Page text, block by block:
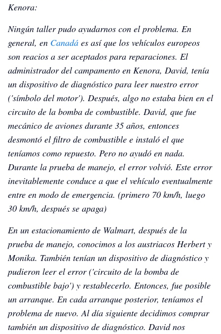
Kenora:
Ningún taller pudo ayudarnos con el problema. En
general, en Canadá es así que los vehículos europeos
son reacios a ser aceptados para reparaciones. El
administrador del campamento en Kenora, David, tenía
un dispositivo de diagnóstico para leer nuestro error
('símbolo del motor'). Después, algo no estaba bien en el
circuito de la bomba de combustible. David, que fue
mecánico de aviones durante 35 años, entonces
desmontó el filtro de combustible e instaló el que
teníamos como repuesto. Pero no ayudó en nada.
Durante la prueba de manejo, el error volvió. Este error
inevitablemente conduce a que el vehículo eventualmente
entre en modo de emergencia. (primero 70 km/h, luego
30 km/h, después se apaga)
En un estacionamiento de Walmart, después de la
prueba de manejo, conocimos a los austriacos Herbert y
Monika. También tenían un dispositivo de diagnóstico y
pudieron leer el error ('circuito de la bomba de
combustible bajo') y restablecerlo. Entonces, fue posible
un arranque. En cada arranque posterior, teníamos el
problema de nuevo. Al día siguiente decidimos comprar
también un dispositivo de diagnóstico. David nos